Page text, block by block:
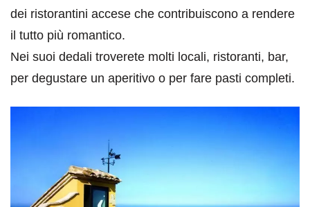
dei ristorantini accese che contribuiscono a rendere
il tutto più romantico.
Nei suoi dedali troverete molti locali, ristoranti, bar,
per degustare un aperitivo o per fare pasti completi.